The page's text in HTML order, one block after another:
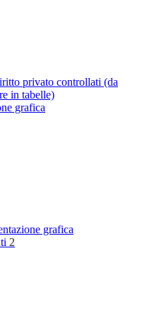
privato controllati (da
in tabelle)
grafica
grafica
2